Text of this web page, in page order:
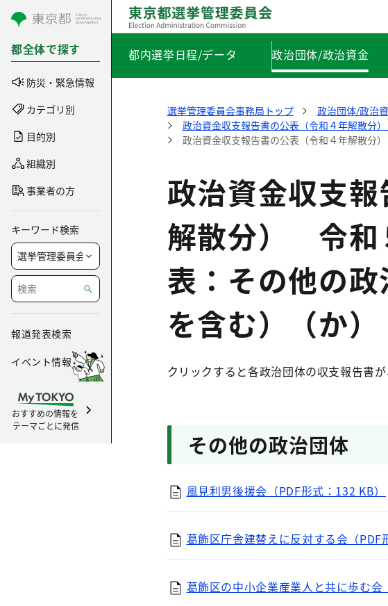
コンテンツにスキップ
都全体で探す
防災・緊急情報
カテゴリ別
目的別
組織別
事業者の方
キーワード検索
報道発表検索
イベント情報
おすすめの情報を
テーマごとに発信
都内選挙日程/データ 政治団体/政治資金
選挙管理委員会事務局トップ 政治団体/政治
政治資金収支報告書の公表（令和４年解散分
政治資金収支報告書の公表（令和４年解散分
政治資金収支
解散分） 令和
表：その他の
を含む）（か）
クリックすると各政治団体の収支報告書が
その他の政治団体
風見利男後援会（PDF形式：132 KB）
葛飾区庁舎建替えに反対する会（PDF
葛飾区の中小企業産業人と共に歩む会